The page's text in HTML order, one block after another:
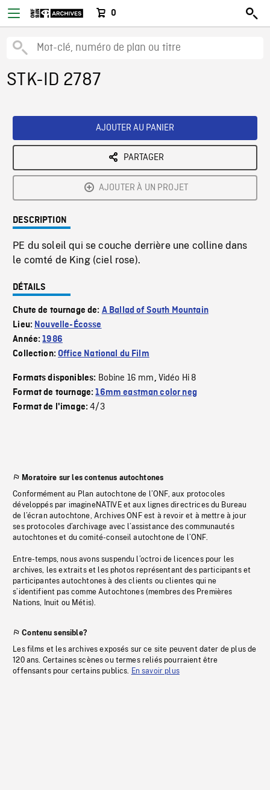
0
STK-ID 2787
AJOUTER AU PANIER
PARTAGER
AJOUTER À UN PROJET
DESCRIPTION
PE du soleil qui se couche derrière une colline dans
le comté de King (ciel rose).
DÉTAILS
Chute de tournage de: A Ballad of South Mountain
Lieu: Nouvelle-Écosse
Année:1986
Collection:Office National du Film
Formats disponibles: Bobine 16 mm, Vidéo Hi 8
Format de tournage:16mm eastman color neg
Format de l'image:4/3
Moratoire sur les contenus autochtones
Conformément au Plan autochtone de l’ONF, aux protocoles
développés par imagineNATIVE et aux lignes directrices du Bureau
de l’écran autochtone, Archives ONF est à revoir et à mettre à jour
ses protocoles d’archivage avec l’assistance des communautés
autochtones et du comité-conseil autochtone de l’ONF.
Entre-temps, nous avons suspendu l’octroi de licences pour les
archives, les extraits et les photos représentant des participants et
participantes autochtones à des clients ou clientes qui ne
s’identifient pas comme Autochtones (membres des Premières
Nations, Inuit ou Métis).
Contenu sensible?
Les films et les archives exposés sur ce site peuvent dater de plus de
120 ans. Certaines scènes ou termes reliés pourraient être
offensants pour certains publics. En savoir plus